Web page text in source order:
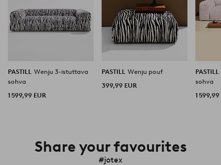
PASTILL Wenju 3-istuttava
sohva
1 599,99 EUR
PASTILL
Wenju pouf
399,99 EUR
PASTILL
sohva
1 599,99
Share your favourites
#jotex